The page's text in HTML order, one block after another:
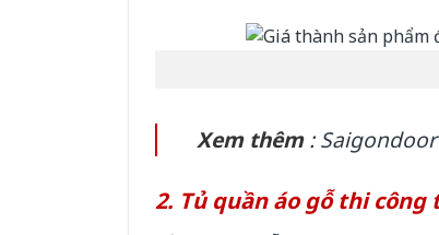
Xem thêm:
2. Tủ quần áo gỗ thi